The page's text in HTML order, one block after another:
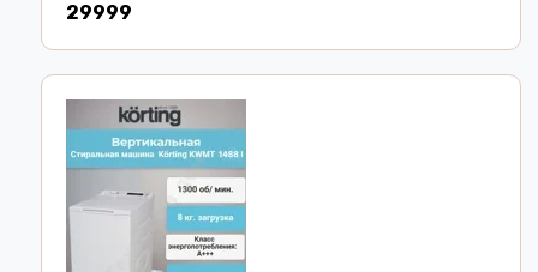
29999